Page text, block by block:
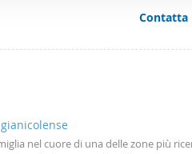
per fornire funzionalità dei
sul modo in cui utilizza il
pubblicità e social media, i quali
hanno raccolto dal suo utilizzo
Contatta
nel cuore di una delle zone più